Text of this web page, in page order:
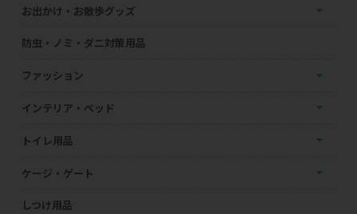
お出かけ・お散歩グッズ
防虫・ノミ・ダニ対策用品
ファッション
インテリア・ベッド
トイレ用品
ケージ・ゲート
しつけ用品